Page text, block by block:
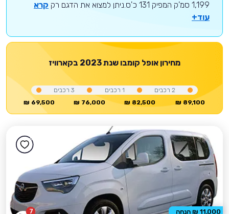
1,199 סמ'ק המפיק 131 כ'ס.ניתן למצוא את הדגם רק
קרא
עוד+
מחירון אופל קומבו שנת 2023 בקארוויז
69,500 ₪
3רכבים
76,000 ₪
1 רכבים
82,500 ₪
2רכבים
89,100 ₪
7 11,000 ₪ הנחה